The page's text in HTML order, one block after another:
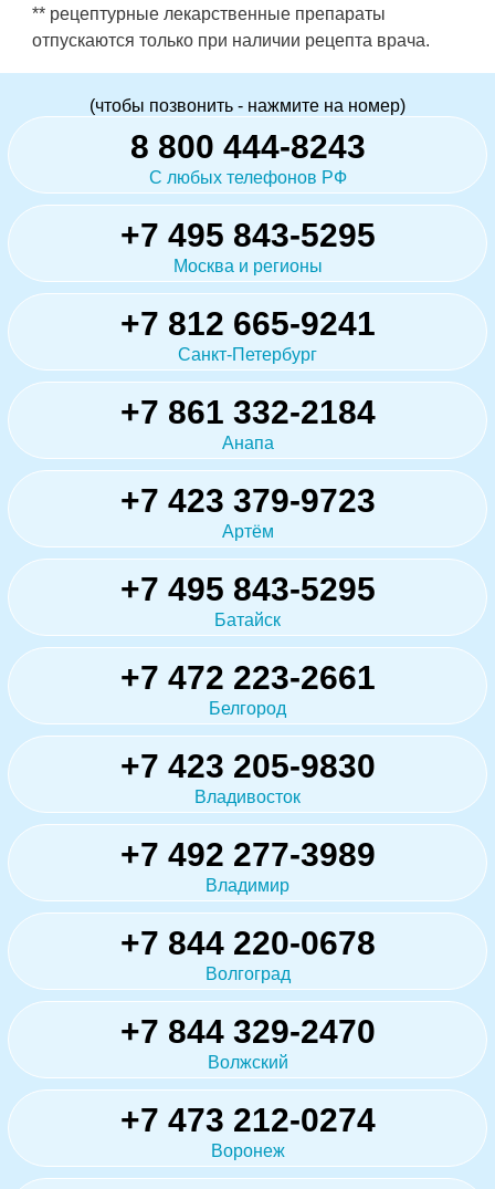
** рецептурные лекарственные препараты
отпускаются только при наличии рецепта врача.
(чтобы позвонить - нажмите на номер)
8 800 444-8243
С любых телефонов РФ
+7 495 843-5295
Москва и регионы
+7 812 665-9241
Санкт-Петербург
+7 861 332-2184
Анапа
+7 423 379-9723
Артём
+7 495 843-5295
Батайск
+7 472 223-2661
Белгород
+7 423 205-9830
Владивосток
+7 492 277-3989
Владимир
+7 844 220-0678
Волгоград
+7 844 329-2470
Волжский
+7 473 212-0274
Воронеж